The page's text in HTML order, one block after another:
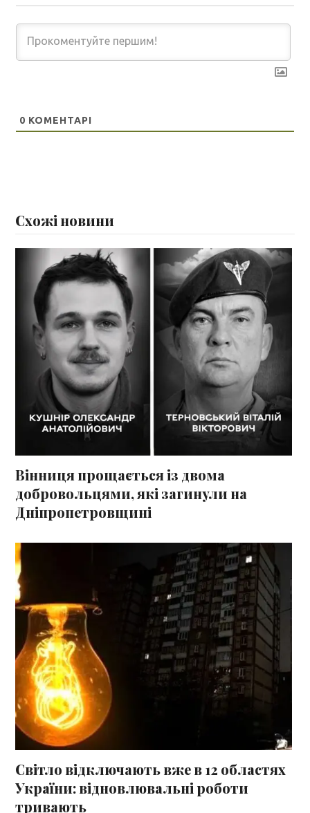
0 КОМЕНТАРІ
Схожі новини
Вінниця прощається із двома
добровольцями, які загинули на
Дніпропетровщині
Світло відключають вже в 12 областях
України: відновлювальні роботи
тривають